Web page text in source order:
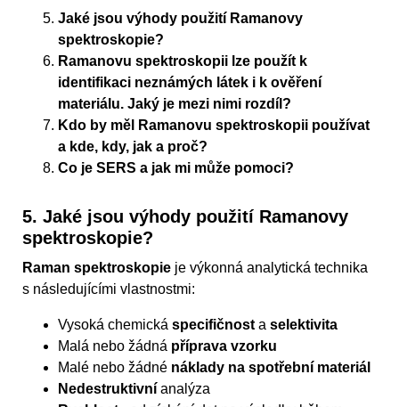
Jaké jsou výhody použití Ramanovy
spektroskopie?
Ramanovu spektroskopii lze použít k
identifikaci neznámých látek i k ověření
materiálu. Jaký je mezi nimi rozdíl?
Kdo by měl Ramanovu spektroskopii používat
a kde, kdy, jak a proč?
Co je SERS a jak mi může pomoci?
5. Jaké jsou výhody použití Ramanovy
spektroskopie?
Raman spektroskopie je výkonná analytická technika
s následujícími vlastnostmi:
Vysoká chemická specifičnost a selektivita
Malá nebo žádná příprava vzorku
Malé nebo žádné náklady na spotřební materiál
Nedestruktivní analýza